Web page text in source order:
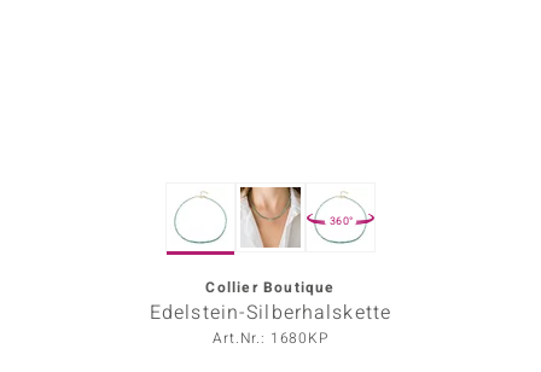
360°
Collier Boutique
Edelstein-Silberhalskette
Art.Nr.: 1680KP